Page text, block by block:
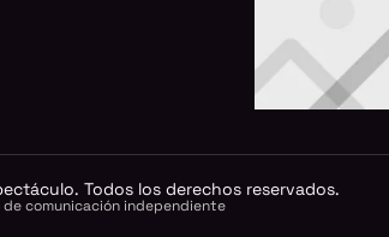
Todos los derechos reservados.
de comunicación independiente